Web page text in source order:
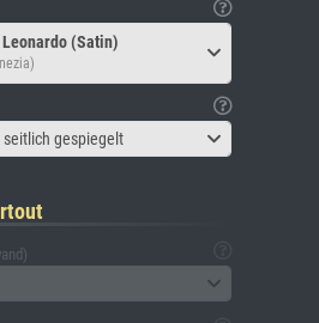
(Satin)
gespiegelt